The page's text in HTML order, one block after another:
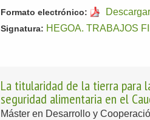
Formato electrónico:
Signatura: HEGOA. TRABAJOS
La titularidad de la tierra para
seguridad alimentaria en el
Máster en Desarrollo y